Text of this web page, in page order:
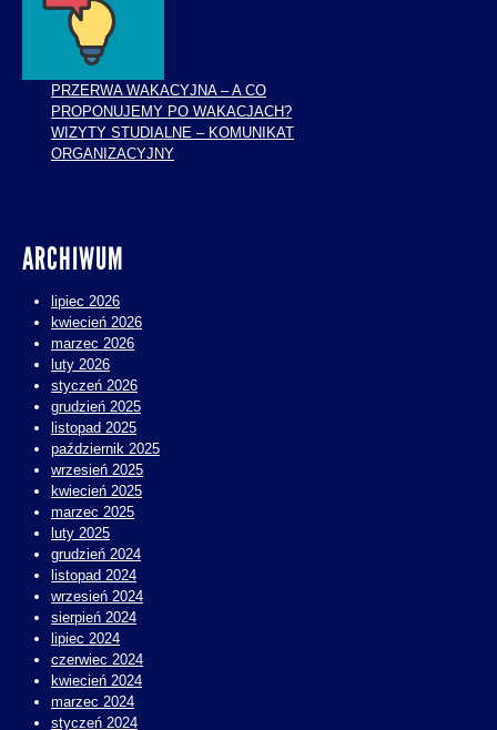
PRZERWA WAKACYJNA – A CO
PROPONUJEMY PO WAKACJACH?
WIZYTY STUDIALNE – KOMUNIKAT
ORGANIZACYJNY
ARCHIWUM
lipiec 2026
kwiecień 2026
marzec 2026
luty 2026
styczeń 2026
grudzień 2025
listopad 2025
październik 2025
wrzesień 2025
kwiecień 2025
marzec 2025
luty 2025
grudzień 2024
listopad 2024
wrzesień 2024
sierpień 2024
lipiec 2024
czerwiec 2024
kwiecień 2024
marzec 2024
styczeń 2024